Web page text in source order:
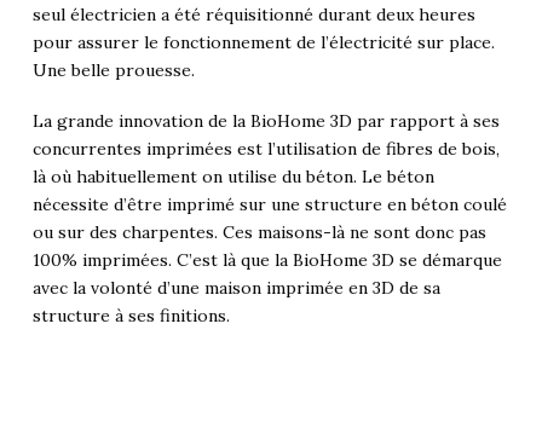
seul électricien a été réquisitionné durant deux heures
pour assurer le fonctionnement de l’électricité sur place.
Une belle prouesse.
La grande innovation de la BioHome 3D par rapport à ses
concurrentes imprimées est l’utilisation de fibres de bois,
là où habituellement on utilise du béton. Le béton
nécessite d’être imprimé sur une structure en béton coulé
ou sur des charpentes. Ces maisons-là ne sont donc pas
100% imprimées. C’est là que la BioHome 3D se démarque
avec la volonté d’une maison imprimée en 3D de sa
structure à ses finitions.